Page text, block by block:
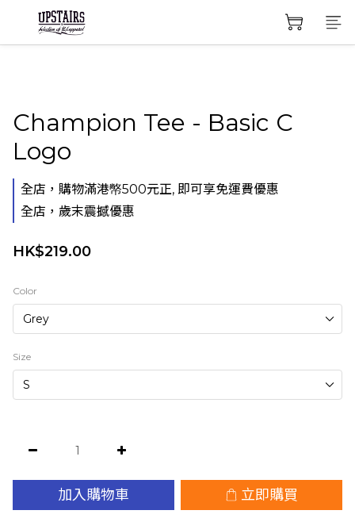
Champion Tee - Basic C
Logo
全店，購物滿港幤500元正, 即可享免運費優惠
全店，歲末震撼優惠
HK$219.00
Color
Size
加入購物車 立即購買